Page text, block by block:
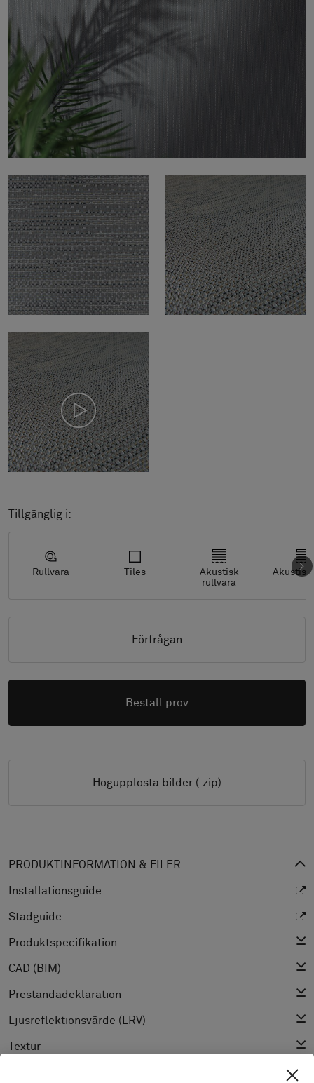
Tillgänglig i:
Rullvara Tiles
Akustisk
rullvara
Akustisk
Förfrågan
Beställ prov
Högupplösta bilder (.zip)
PRODUKTINFORMATION & FILER
Installationsguide
Städguide
Produktspecifikation
CAD (BIM)
Prestandadeklaration
Ljusreflektionsvärde (LRV)
Textur